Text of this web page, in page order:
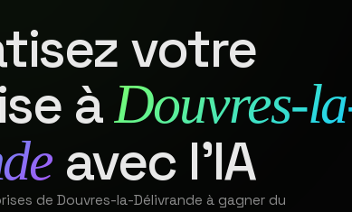
votre
àDouvres-
avec l'IA
de Douvres-la-Délivrande à gagner du